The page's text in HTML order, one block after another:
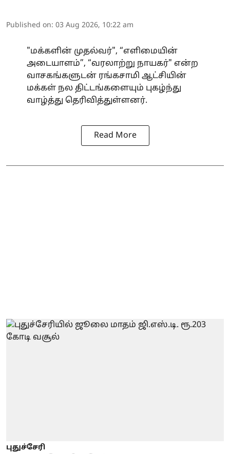
Published on: 03 Aug 2026, 10:22 am
"மக்களின் முதல்வர்", “எளிமையின்
அடையாளம்”, “வரலாற்று நாயகர்" என்ற
வாசகங்களுடன் ரங்கசாமி ஆட்சியின்
மக்கள் நல திட்டங்களையும் புகழ்ந்து
வாழ்த்து தெரிவித்துள்ளனர்.
Read More
புதுச்சேரி